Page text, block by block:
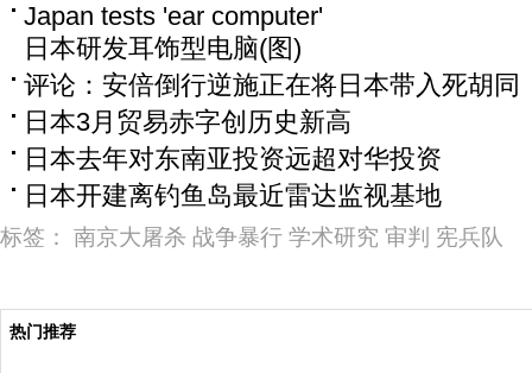
Japan tests 'ear computer'
日本研发耳饰型电脑(图)
评论：安倍倒行逆施正在将日本带入死胡同
日本3月贸易赤字创历史新高
日本去年对东南亚投资远超对华投资
日本开建离钓鱼岛最近雷达监视基地
标签： 南京大屠杀 战争暴行 学术研究 审判 宪兵队
热门推荐